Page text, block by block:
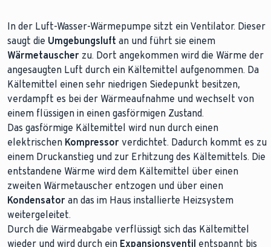
In der Luft-Wasser-Wärmepumpe sitzt ein Ventilator. Dieser
saugt die Umgebungsluft an und führt sie einem
Wärmetauscher zu. Dort angekommen wird die Wärme der
angesaugten Luft durch ein Kältemittel aufgenommen. Da
Kältemittel einen sehr niedrigen Siedepunkt besitzen,
verdampft es bei der Wärmeaufnahme und wechselt von
einem flüssigen in einen gasförmigen Zustand.
Das gasförmige Kältemittel wird nun durch einen
elektrischen Kompressor verdichtet. Dadurch kommt es zu
einem Druckanstieg und zur Erhitzung des Kältemittels. Die
entstandene Wärme wird dem Kältemittel über einen
zweiten Wärmetauscher entzogen und über einen
Kondensator an das im Haus installierte Heizsystem
weitergeleitet.
Durch die Wärmeabgabe verflüssigt sich das Kältemittel
wieder und wird durch ein Expansionsventil entspannt bis